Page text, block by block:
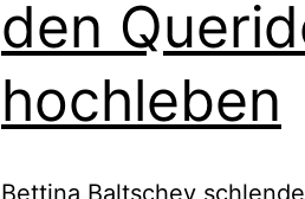
den
hochleben
Bettina Baltschev